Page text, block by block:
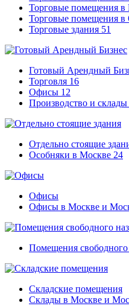
Торговые помещения в
Торговые помещения в
Торговые здания 51
Готовый Арендный
Торговля 16
Офисы 12
Производство и склады
Отдельно стоящие
Особняки в Москве 24
Офисы
Офисы в Москве и
Помещения свободного
Складские помещения
Склады в Москве и